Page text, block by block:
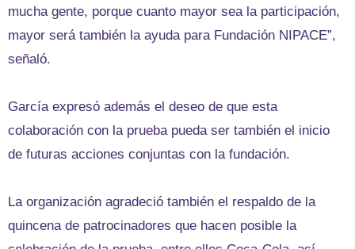
mucha gente, porque cuanto mayor sea la participación,
mayor será también la ayuda para Fundación NIPACE”,
señaló.
García expresó además el deseo de que esta
colaboración con la prueba pueda ser también el inicio
de futuras acciones conjuntas con la fundación.
La organización agradeció también el respaldo de la
quincena de patrocinadores que hacen posible la